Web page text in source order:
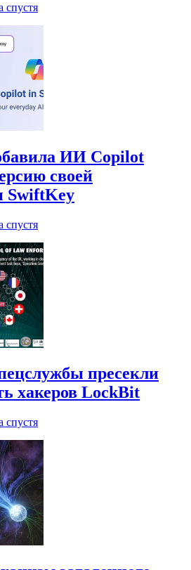
спустя
ИИ Copilot
своей
SwiftKey
спустя
пресекли
хакеров LockBit
спустя